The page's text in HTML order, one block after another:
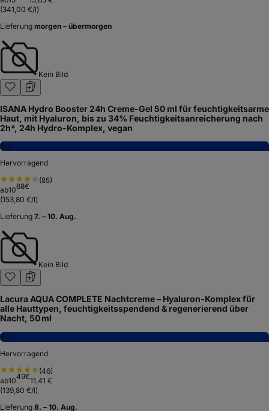
(341,00 €/l)
Lieferung morgen – übermorgen
Kein Bild
ISANA Hydro Booster 24h Creme-Gel 50 ml für feuchtigkeitsarme
Haut, mit Hyaluron, bis zu 34% Feuchtigkeitsanreicherung nach
2h*, 24h Hydro-Komplex, vegan
8,0
Hervorragend
(85)
ab1068€
(153,80 €/l)
Lieferung 7. – 10. Aug.
Kein Bild
Lacura AQUA COMPLETE Nachtcreme – Hyaluron-Komplex für
alle Hauttypen, feuchtigkeitsspendend & regenerierend über
Nacht, 50 ml
8,3
Hervorragend
(46)
ab1049€11,41 €
(139,80 €/l)
Lieferung 8. – 10. Aug.